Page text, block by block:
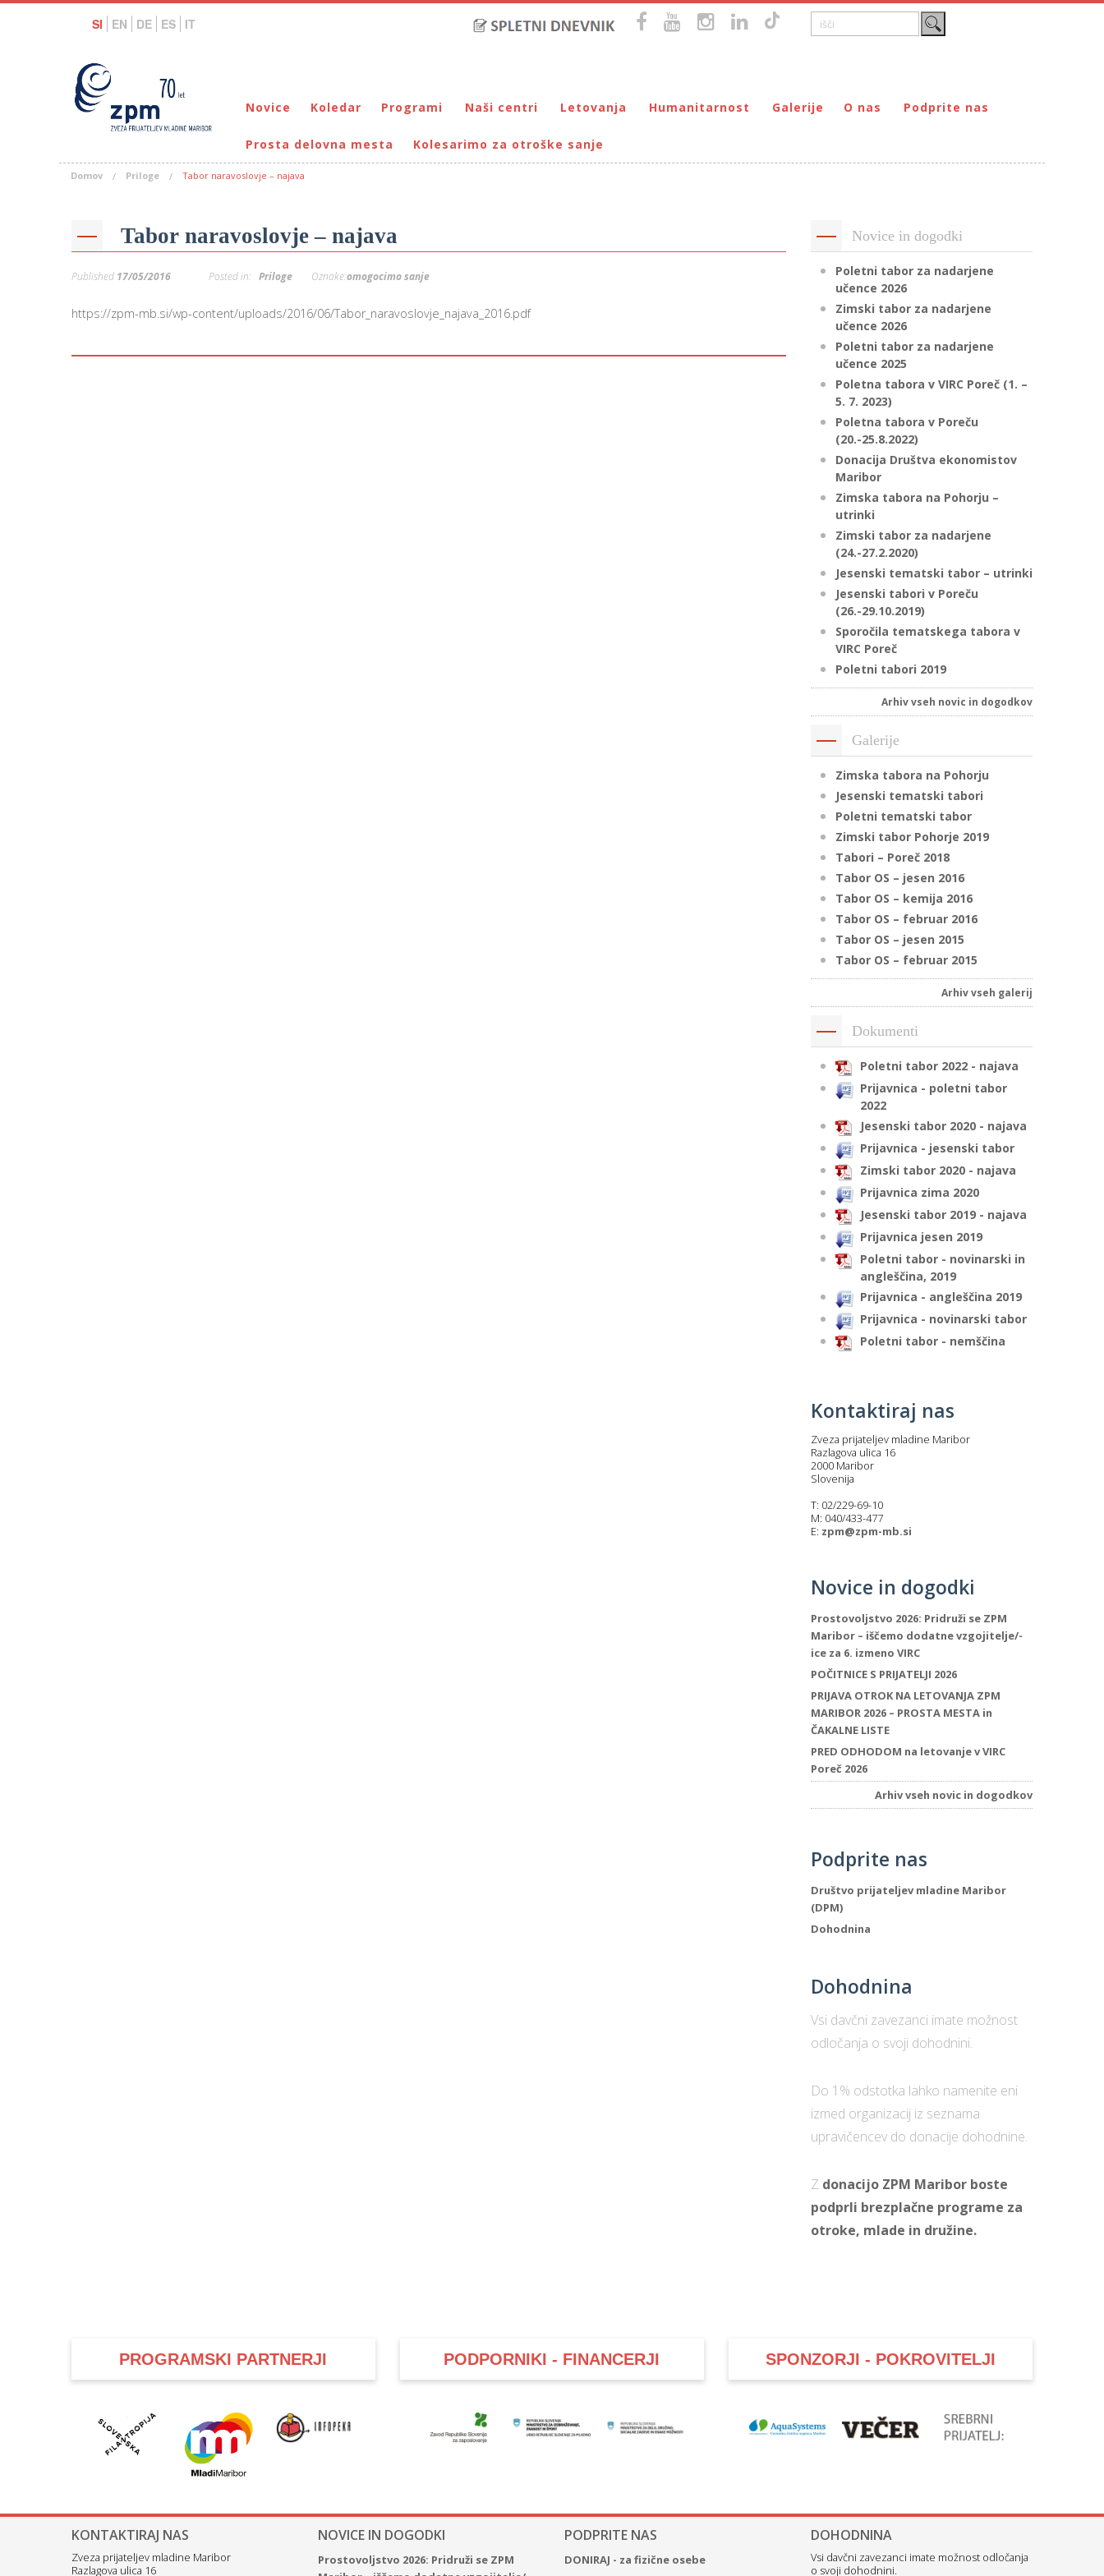
SI EN DE ES IT
Novice Koledar Programi
Bralna značka
Eko programi
Mladinski center DUM
Počitnice s prijatelji – DUM Maribor
Naši centri
DUM Maribor
VIRC Poreč
Letovanja
Letovanje – VIRC Poreč
Letovanje – DMZ na Pohorju
Humanitarnost
Dohodnina – Društvo prijateljev mladine Maribor
Galerije O nas
Poslanstvo
Partnerji
Transparentnost delovanja
Podprite nas
DONIRAJ – za pravne osebe
Prosta delovna mesta Kolesarimo za otroške sanje
Domov Priloge Tabor naravoslovje – najava
Tabor naravoslovje – najava
Published 17/05/2016 Posted in: Priloge Oznake:omogocimo sanje
https://zpm-mb.si/wp-content/uploads/2016/06/Tabor_naravoslovje_najava_2016.pdf
Novice in dogodki
Poletni tabor za nadarjene
učence 2026
Zimski tabor za nadarjene
učence 2026
Poletni tabor za nadarjene
učence 2025
Poletna tabora v VIRC Poreč (1. –
5. 7. 2023)
Poletna tabora v Poreču
(20.-25.8.2022)
Donacija Društva ekonomistov
Maribor
Zimska tabora na Pohorju –
utrinki
Zimski tabor za nadarjene
(24.-27.2.2020)
Jesenski tematski tabor – utrinki
Jesenski tabori v Poreču
(26.-29.10.2019)
Sporočila tematskega tabora v
VIRC Poreč
Poletni tabori 2019
Arhiv vseh novic in dogodkov
Galerije
Zimska tabora na Pohorju
Jesenski tematski tabori
Poletni tematski tabor
Zimski tabor Pohorje 2019
Tabori – Poreč 2018
Tabor OS – jesen 2016
Tabor OS – kemija 2016
Tabor OS – februar 2016
Tabor OS – jesen 2015
Tabor OS – februar 2015
Arhiv vseh galerij
Dokumenti
Poletni tabor 2022 - najava
Prijavnica - poletni tabor
2022
Jesenski tabor 2020 - najava
Prijavnica - jesenski tabor
Zimski tabor 2020 - najava
Prijavnica zima 2020
Jesenski tabor 2019 - najava
Prijavnica jesen 2019
Poletni tabor - novinarski in
angleščina, 2019
Prijavnica - angleščina 2019
Prijavnica - novinarski tabor
Poletni tabor - nemščina
Kontaktiraj nas
Zveza prijateljev mladine Maribor
Razlagova ulica 16
2000 Maribor
Slovenija
T: 02/229-69-10
M: 040/433-477
E: zpm@zpm-mb.si
Novice in dogodki
Prostovoljstvo 2026: Pridruži se ZPM
Maribor – iščemo dodatne vzgojitelje/-
ice za 6. izmeno VIRC
POČITNICE S PRIJATELJI 2026
PRIJAVA OTROK NA LETOVANJA ZPM
MARIBOR 2026 – PROSTA MESTA in
ČAKALNE LISTE
PRED ODHODOM na letovanje v VIRC
Poreč 2026
Arhiv vseh novic in dogodkov
Podprite nas
Društvo prijateljev mladine Maribor
(DPM)
Dohodnina
Dohodnina
Vsi davčni zavezanci imate možnost
odločanja o svoji dohodnini.
Do 1% odstotka lahko namenite eni
izmed organizacij iz seznama
upravičencev do donacije dohodnine.
Z donacijo ZPM Maribor boste
podprli brezplačne programe za
otroke, mlade in družine.
PROGRAMSKI PARTNERJI PODPORNIKI - FINANCERJI SPONZORJI - POKROVITELJI
KONTAKTIRAJ NAS
Zveza prijateljev mladine Maribor
Razlagova ulica 16
NOVICE IN DOGODKI
Prostovoljstvo 2026: Pridruži se ZPM
PODPRITE NAS
DONIRAJ - za fizične osebe
DOHODNINA
Vsi davčni zavezanci imate možnost odločanja
o svoji dohodnini.